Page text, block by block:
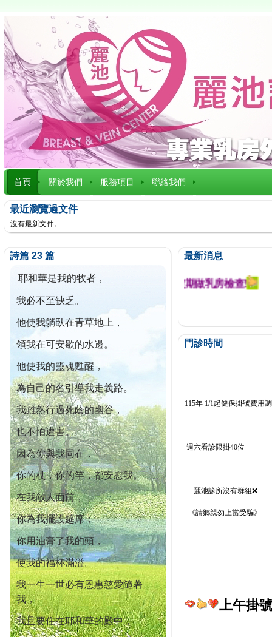
首頁 關於我們 服務項目 聯絡我們
最近瀏覽過文件
沒有最新文件。
詩篇 23 篇
耶和華是我的牧者，
我必不至缺乏。
他使我躺臥在青草地上，
領我在可安歇的水邊。
他使我的靈魂甦醒，
為自己的名引導我走義路。
我雖然行過死蔭的幽谷，
也不怕遭害。
因為你與我同在，
你的杖，你的竿，都安慰我。
在我敵人面前，
你為我擺設筵席；
你用油膏了我的頭，
使我的福杯滿溢。
我一生一世必有恩惠慈愛隨著
我，
我且要住在耶和華的殿中，
最新消息
今已篩檢出1700位乳癌患者,提醒您定期做乳房檢查!
門診時間
115年 1/1起健保掛號費用
週六看診限掛40位
麗池診所沒有群組❌
《請鄉親勿上當受騙》
上午掛